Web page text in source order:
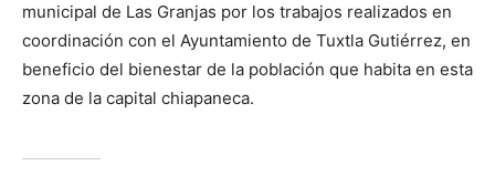
municipal de Las Granjas por los trabajos realizados en
coordinación con el Ayuntamiento de Tuxtla Gutiérrez, en
beneficio del bienestar de la población que habita en esta
zona de la capital chiapaneca.